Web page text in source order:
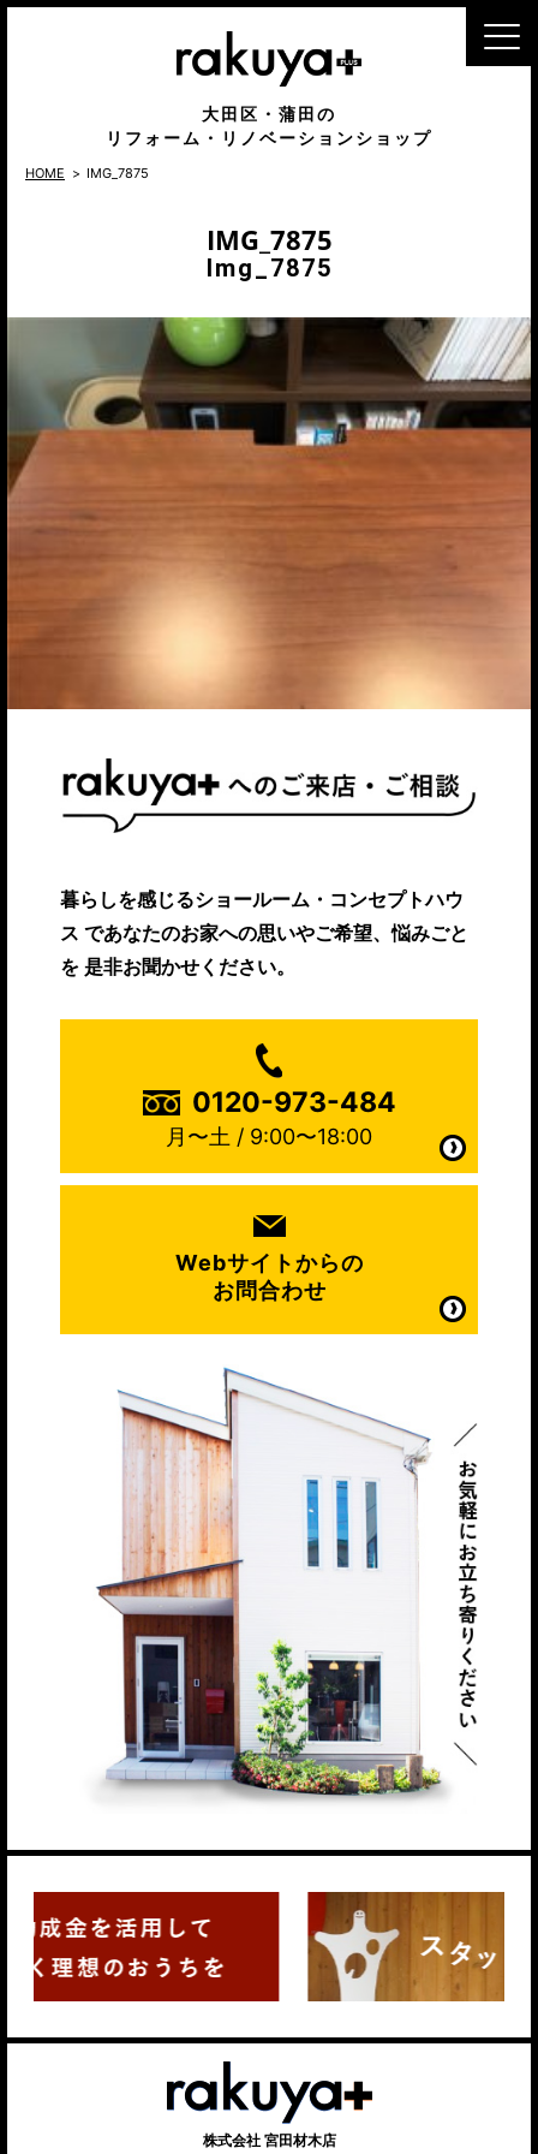
大田区・蒲田の
リフォーム・リノベーションショップ
MENU
HOME IMG_7875
IMG_7875
Img_7875
暮らしを感じるショールーム・コンセプトハウ
ス であなたのお家への思いやご希望、悩みごと
を 是非お聞かせください。
0120-973-484
月〜土 / 9:00〜18:00
Webサイトからの
お問合わせ
株式会社 宮田材木店